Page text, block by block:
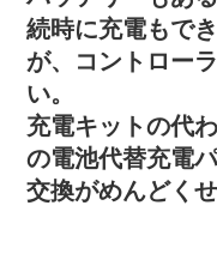
続時に充電もで
が、コントロー
い。
充電キットの代
の電池代替充電
交換がめんどくせ